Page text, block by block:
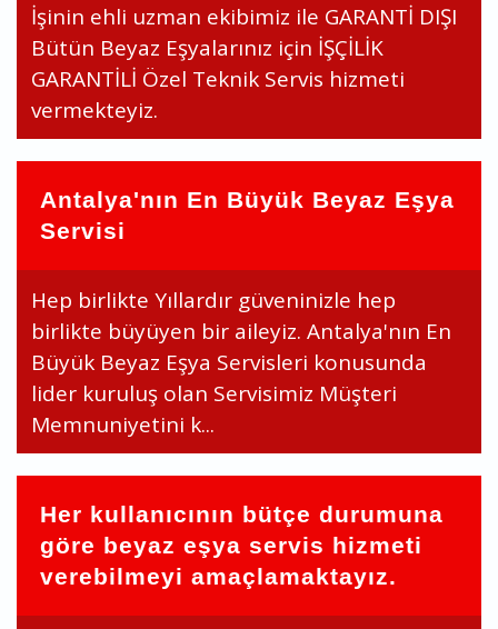
İşinin ehli uzman ekibimiz ile GARANTİ DIŞI
Bütün Beyaz Eşyalarınız için İŞÇİLİK
GARANTİLİ Özel Teknik Servis hizmeti
vermekteyiz.
Antalya'nın En Büyük Beyaz Eşya
Servisi
Hep birlikte Yıllardır güveninizle hep
birlikte büyüyen bir aileyiz. Antalya'nın En
Büyük Beyaz Eşya Servisleri konusunda
lider kuruluş olan Servisimiz Müşteri
Memnuniyetini k...
Her kullanıcının bütçe durumuna
göre beyaz eşya servis hizmeti
verebilmeyi amaçlamaktayız.